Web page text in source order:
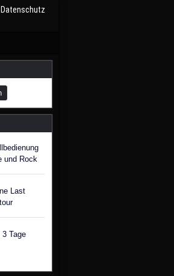
und Rock
Last
Tage